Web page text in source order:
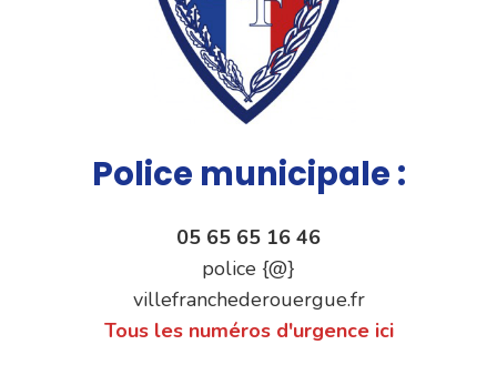
Police municipale :
05 65 65 16 46
police {@}
villefranchederouergue.fr
Tous les numéros d'urgence ici